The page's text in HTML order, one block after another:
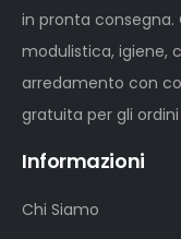
in pronta consegna.
modulistica, igiene,
arredamento con
gratuita per gli
Informazioni
Chi Siamo